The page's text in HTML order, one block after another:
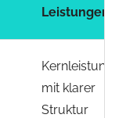
Leistungen
mit klarer
Struktur